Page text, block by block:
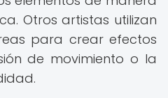
Otros artistas utilizan
para crear efectos
de movimiento o la